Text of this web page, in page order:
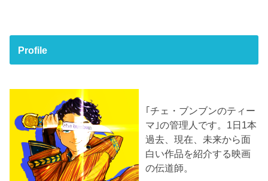
Profile
｢チェ・ブンブンのティー
マ｣の管理人です。1日1本
過去、現在、未来から面
白い作品を紹介する映画
の伝道師。